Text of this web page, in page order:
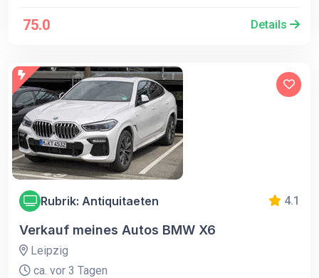
75.0 Details
Rubrik: Antiquitaeten 4.1
Verkauf meines Autos BMW X6
Leipzig
ca. vor 3 Tagen